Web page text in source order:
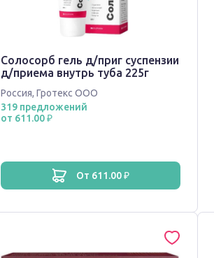
Солосорб гель д/приг суспензии
д/приема внутрь туба 225г
Россия, Гротекс ООО
319 предложений
от 611.00 ₽
от 611.00 ₽